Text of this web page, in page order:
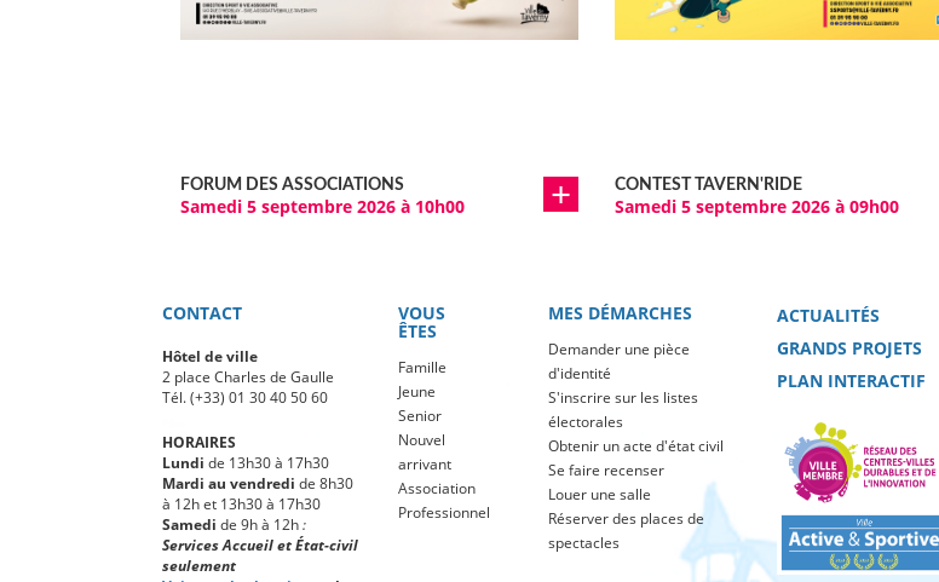
FORUM DES ASSOCIATIONS
Samedi 5 septembre 2026 à 10h00
CONTEST TAVERN'RIDE
Samedi 5 septembre 2026 à 09h00
CONTACT
Hôtel de ville
2 place Charles de Gaulle
Tél. (+33) 01 30 40 50 60
HORAIRES
Lundide 13h30 à 17h30
Mardi au vendredi de 8h30
à 12h et 13h30 à 17h30
Samedi de 9h à 12h :
Services Accueil et État-civil
seulement
VOUS
ÊTES
Famille
Jeune
Senior
Nouvel
arrivant
Association
Professionnel
MES DÉMARCHES
Demander une pièce
d'identité
S'inscrire sur les listes
électorales
Obtenir un acte d'état civil
Se faire recenser
Louer une salle
Réserver des places de
spectacles
ACTUALITÉS
GRANDS PROJETS
PLAN INTERACTIF